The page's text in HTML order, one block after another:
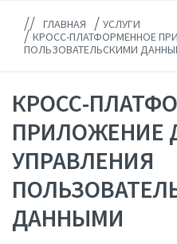
// ГЛАВНАЯ / УСЛУГИ
/КРОСС-ПЛАТФОРМЕННОЕ
ПОЛЬЗОВАТЕЛЬСКИМИ
КРОСС-
ПРИЛОЖЕНИЕ
УПРАВЛЕНИЯ
ДАННЫМИ